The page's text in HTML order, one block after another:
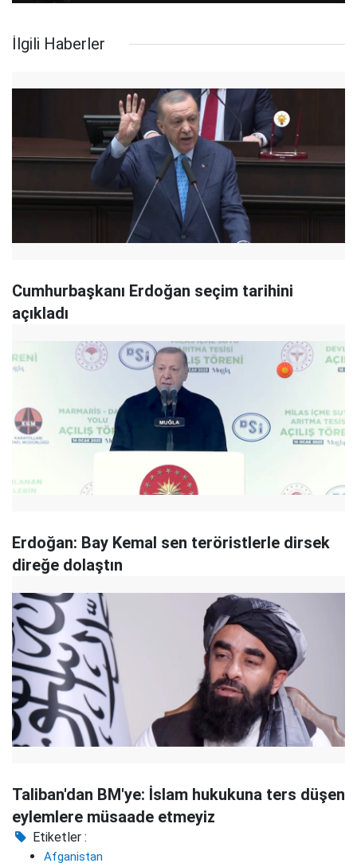
İlgili Haberler
Cumhurbaşkanı Erdoğan seçim tarihini
açıkladı
Erdoğan: Bay Kemal sen teröristlerle dirsek
direğe dolaştın
Taliban'dan BM'ye: İslam hukukuna ters düşen
eylemlere müsaade etmeyiz
Etiketler :
Afganistan